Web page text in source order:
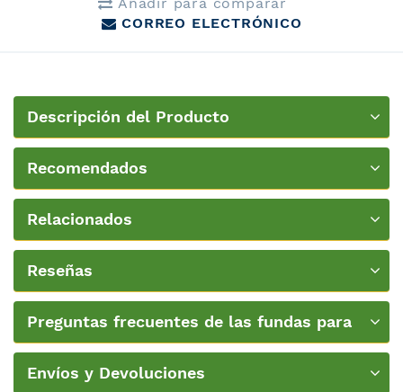
CORREO ELECTRÓNICO
Descripción del Producto
Recomendados
Relacionados
Reseñas
Preguntas frecuentes de las fundas para
Envíos y Devoluciones